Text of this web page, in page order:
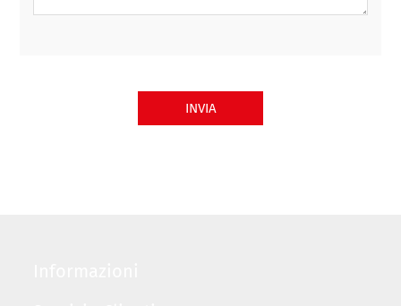
INVIA